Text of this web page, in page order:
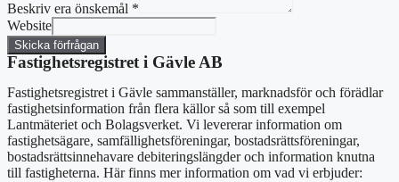
Beskriv era önskemål *
Website
Skicka förfrågan
Fastighetsregistret i Gävle AB
Fastighetsregistret i Gävle sammanställer, marknadsför och förädlar
fastighetsinformation från flera källor så som till exempel
Lantmäteriet och Bolagsverket. Vi levererar information om
fastighetsägare, samfällighetsföreningar, bostadsrättsföreningar,
bostadsrättsinnehavare debiteringslängder och information knutna
till fastigheterna. Här finns mer information om vad vi erbjuder: